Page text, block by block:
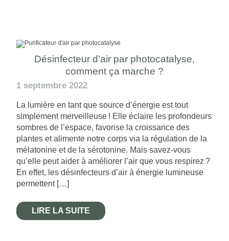
Désinfecteur d’air par photocatalyse,
comment ça marche ?
1 septembre 2022
La lumière en tant que source d’énergie est tout
simplement merveilleuse ! Elle éclaire les profondeurs
sombres de l’espace, favorise la croissance des
plantes et alimente notre corps via la régulation de la
mélatonine et de la sérotonine. Mais savez-vous
qu’elle peut aider à améliorer l’air que vous respirez ?
En effet, les désinfecteurs d’air à énergie lumineuse
permettent […]
LIRE LA SUITE